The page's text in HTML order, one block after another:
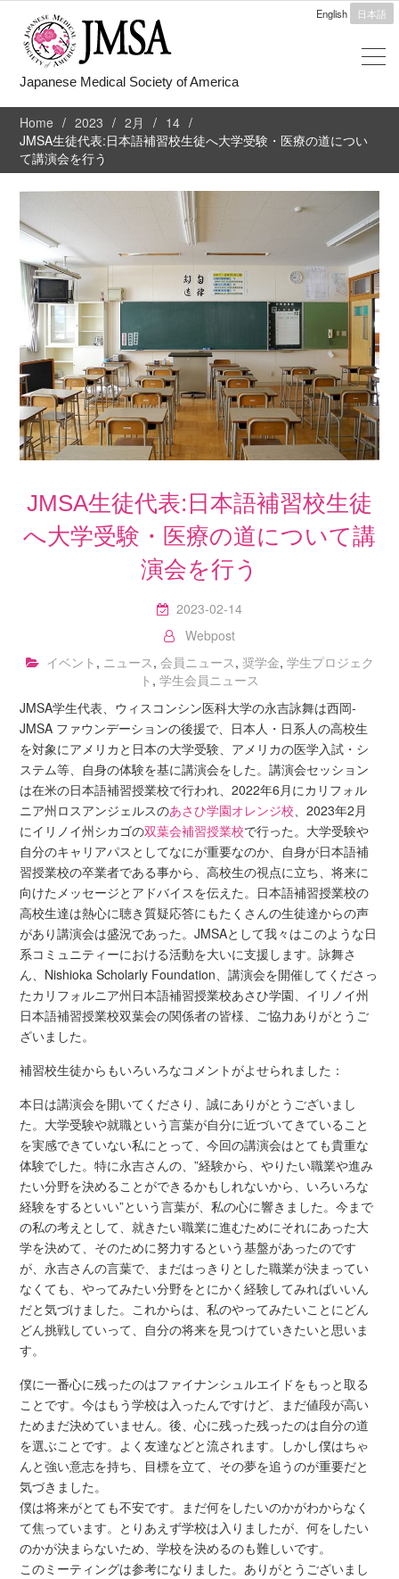
English 日本語
Japanese Medical Society of America
Home 2023 2月
14
JMSA生徒代表:日本語補習校生徒へ大学受験・医療の道につい
て講演会を行う
JMSA生徒代表:日本語補習校生徒
へ大学受験・医療の道について講
演会を行う
2023-02-14
Webpost
イベント , ニュース, 会員ニュース, 奨学金, 学生プロジェク
ト , 学生会員ニュース
JMSA学生代表、ウィスコンシン医科大学の永吉詠舞は西岡-
JMSA ファウンデーションの後援で、日本人・日系人の高校生
を対象にアメリカと日本の大学受験、アメリカの医学入試・シ
ステム等、自身の体験を基に講演会をした。講演会セッション
は在米の日本語補習授業校で行われ、2022年6月にカリフォル
ニア州ロスアンジェルスのあさひ学園オレンジ校、2023年2月
にイリノイ州シカゴの双葉会補習授業校で行った。大学受験や
自分のキャリアパスとしてなにが重要なのか、自身が日本語補
習授業校の卒業者である事から、高校生の視点に立ち、将来に
向けたメッセージとアドバイスを伝えた。日本語補習授業校の
高校生達は熱心に聴き質疑応答にもたくさんの生徒達からの声
があり講演会は盛況であった。JMSAとして我々はこのような日
系コミュニティーにおける活動を大いに支援します。詠舞さ
ん、Nishioka Scholarly Foundation、講演会を開催してくださっ
たカリフォルニア州日本語補習授業校あさひ学園、イリノイ州
日本語補習授業校双葉会の関係者の皆様、ご協力ありがとうご
ざいました。
補習校生徒からもいろいろなコメントがよせられました：
本日は講演会を開いてくださり、誠にありがとうございまし
た。大学受験や就職という言葉が自分に近づいてきていること
を実感できていない私にとって、今回の講演会はとても貴重な
体験でした。特に永吉さんの、”経験から、やりたい職業や進み
たい分野を決めることができるかもしれないから、いろいろな
経験をするといい”という言葉が、私の心に響きました。今まで
の私の考えとして、就きたい職業に進むためにそれにあった大
学を決めて、そのために努力するという基盤があったのです
が、永吉さんの言葉で、まだはっきりとした職業が決まってい
なくても、やってみたい分野をとにかく経験してみればいいん
だと気づけました。これからは、私のやってみたいことにどん
どん挑戦していって、自分の将来を見つけていきたいと思いま
す。
僕に一番心に残ったのはファイナンシュルエイドをもっと取る
ことです。今はもう学校は入ったんですけど、まだ値段が高い
ためまだ決めていません。後、心に残った残ったのは自分の道
を選ぶことです。よく友達などと流されます。しかし僕はちゃ
んと強い意志を持ち、目標を立て、その夢を追うのが重要だと
気づきました。
僕は将来がとても不安です。まだ何をしたいのかがわからなく
て焦っています。とりあえず学校は入りましたが、何をしたい
のかが決まらないため、学校を決めるのも難しいです。
このミーティングは参考になりました。ありがとうございまし